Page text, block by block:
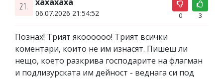
21.
06.07.2026 21:54:52 0 3
Познах! Трият якоооооо! Трият всички
коментари, които не им изнасят. Пишеш ли
нещо, което разкрива господарите на флагман
и подлизурската им дейност - веднага си под